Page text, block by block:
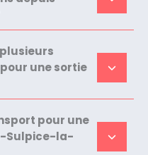
une sortie
pour une
Sulpice-la-